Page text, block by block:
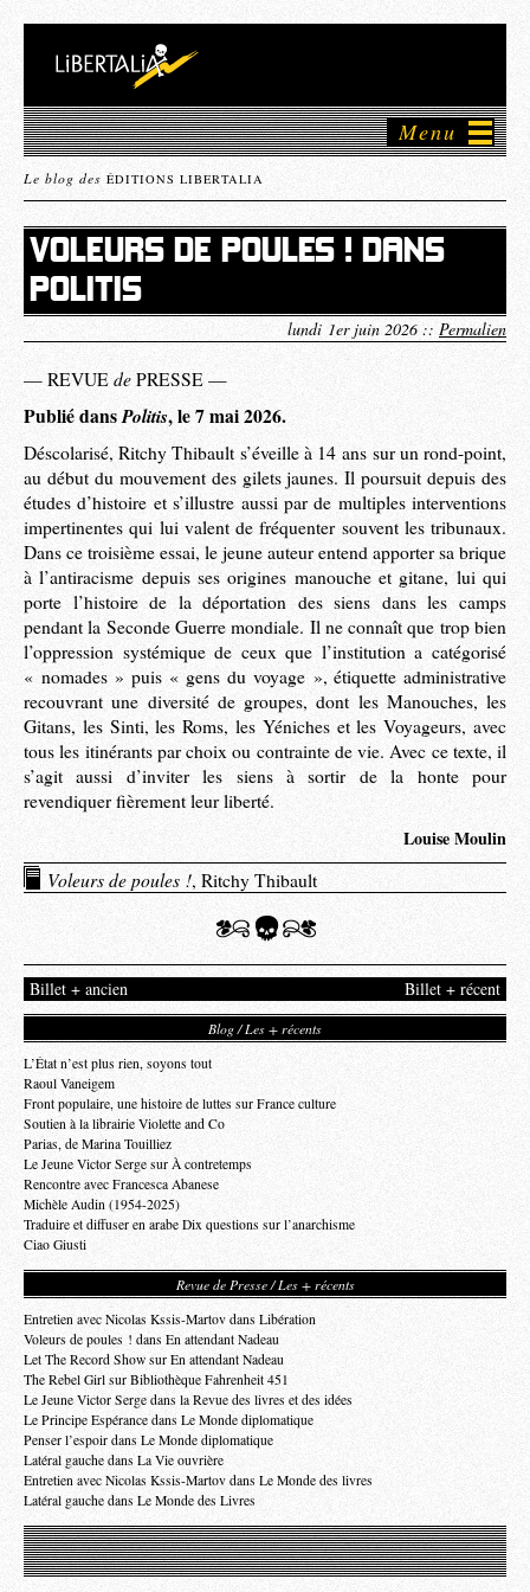
Menu
Le blog des ÉDITIONS LIBERTALIA
VOLEURS DE POULES ! DANS
POLITIS
lundi 1er juin 2026 :: Permalien
— REVUE de PRESSE —
Publié dansPolitis, le 7 mai 2026.
Déscolarisé, Ritchy Thibault s’éveille à 14 ans sur un rond-point,
au début du mouvement des gilets jaunes. Il poursuit depuis des
études d’histoire et s’illustre aussi par de multiples interventions
impertinentes qui lui valent de fréquenter souvent les tribunaux.
Dans ce troisième essai, le jeune auteur entend apporter sa brique
à l’antiracisme depuis ses origines manouche et gitane, lui qui
porte l’histoire de la déportation des siens dans les camps
pendant la Seconde Guerre mondiale. Il ne connaît que trop bien
l’oppression systémique de ceux que l’institution a catégorisé
« nomades » puis « gens du voyage », étiquette administrative
recouvrant une diversité de groupes, dont les Manouches, les
Gitans, les Sinti, les Roms, les Yéniches et les Voyageurs, avec
tous les itinérants par choix ou contrainte de vie. Avec ce texte, il
s’agit aussi d’inviter les siens à sortir de la honte pour
revendiquer fièrement leur liberté.
Louise Moulin
Voleurs de poules !, Ritchy Thibault
Billet + récent
Billet + ancien
Blog / Les + récents
L’État n’est plus rien, soyons tout
Raoul Vaneigem
Front populaire, une histoire de luttes sur France culture
Soutien à la librairie Violette and Co
Parias, de Marina Touilliez
Le Jeune Victor Serge sur À contretemps
Rencontre avec Francesca Abanese
Michèle Audin (1954-2025)
Traduire et diffuser en arabe Dix questions sur l’anarchisme
Ciao Giusti
Revue de Presse / Les + récents
Entretien avec Nicolas Kssis-Martov dans Libération
Voleurs de poules ! dans En attendant Nadeau
Let The Record Show sur En attendant Nadeau
The Rebel Girl sur Bibliothèque Fahrenheit 451
Le Jeune Victor Serge dans la Revue des livres et des idées
Le Principe Espérance dans Le Monde diplomatique
Penser l’espoir dans Le Monde diplomatique
Latéral gauche dans La Vie ouvrière
Entretien avec Nicolas Kssis-Martov dans Le Monde des livres
Latéral gauche dans Le Monde des Livres